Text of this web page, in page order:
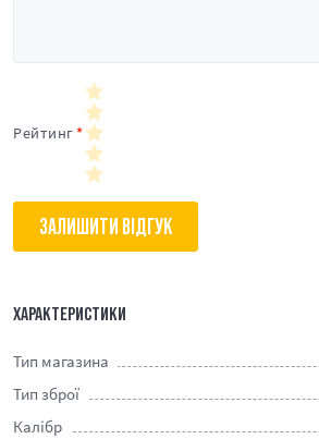
Рейтинг
ЗАЛИШИТИ ВІДГУК
ХАРАКТЕРИСТИКИ
Тип магазина
Тип зброї
Калібр